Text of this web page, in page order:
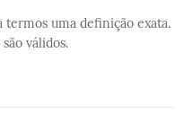
termos uma definição exata.
válidos.